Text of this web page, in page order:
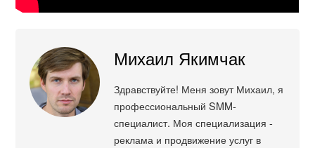
Михаил Якимчак
Здравствуйте! Меня зовут Михаил, я
профессиональный SMM-
специалист. Моя специализация -
реклама и продвижение услуг в